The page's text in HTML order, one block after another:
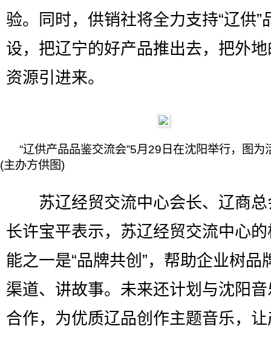
验。同时，供销社将全力支持“辽供”
设，把辽宁的好产品推出去，把外
资源引进来。
“辽供产品品鉴交流会”5月29日在沈阳举行，图为
(主办方供图)
苏辽经贸交流中心会长、辽商总
长许宝平表示，苏辽经贸交流中心
能之一是“品牌共创”，帮助企业树品
渠道、讲故事。未来还计划与沈阳
合作，为优质辽品创作主题音乐，